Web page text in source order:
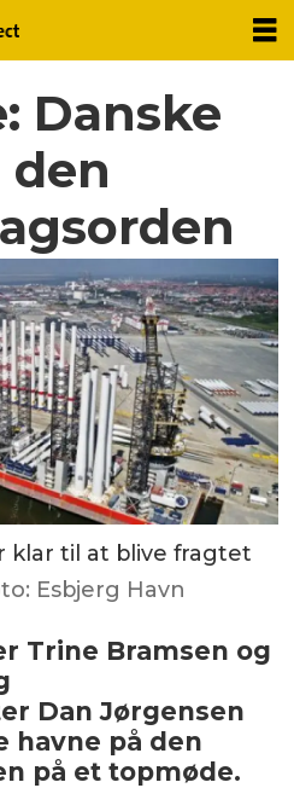
Danske
den
til at blive fragtet
Esbjerg Havn
Trine Bramsen og
Dan Jørgensen
havne på den
på et topmøde.